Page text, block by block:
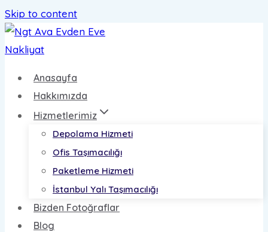
Skip to content
Anasayfa
Hakkımızda
Hizmetlerimiz
Depolama Hizmeti
Ofis Taşımacılığı
Paketleme Hizmeti
İstanbul Yalı Taşımacılığı
Bizden Fotoğraflar
Blog